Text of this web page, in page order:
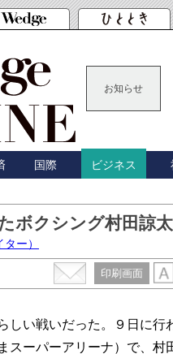
お知らせ
国際 ビジネス
ボクシング村田諒
ー）
印刷画面
しい戦いだった。９日に行
スーパーアリーナ）で、村